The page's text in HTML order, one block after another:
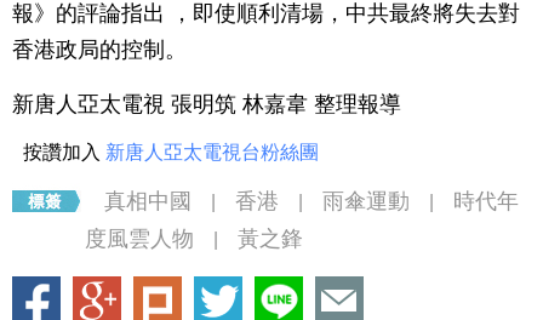
報》的評論指出 ，即使順利清場，中共最終將失去對
香港政局的控制。
新唐人亞太電視 張明筑 林嘉韋 整理報導
按讚加入 新唐人亞太電視台粉絲團
真相中國 香港 雨傘運動
時代年
度風雲人物
黃之鋒